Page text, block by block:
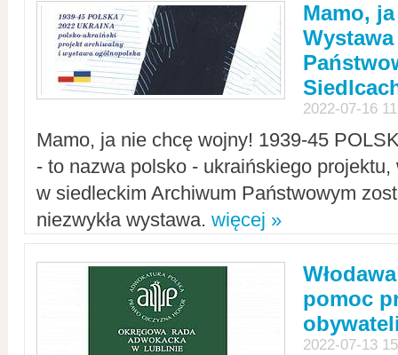
Mamo,
2022-07-16
Mamo, ja nie chcę wojny! 1939-45
- to nazwa polsko - ukraińskiego
w siedleckim Archiwum Państwowym
niezwykła wystawa. więcej »
pomoc
2022-07-13